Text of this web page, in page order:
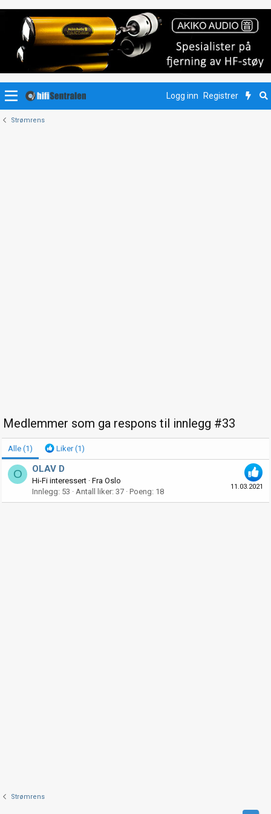
Logg inn Registrer
Strømrens
Medlemmer som ga respons til innlegg #33
Alle (1) Liker(1)
O
11.03.2021
OLAV D
Hi-Fi interessert · Fra Oslo
Innlegg 53 Antall liker 37 Poeng 18
Strømrens